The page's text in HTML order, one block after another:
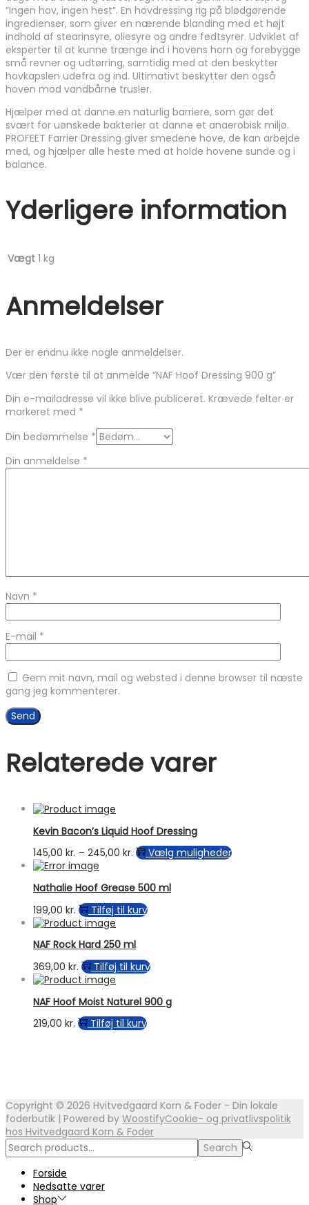
”Ingen hov, ingen hest”. En hovdressing rig på blødgørende
ingredienser, som giver en nærende blanding med et højt
indhold af stearinsyre, oliesyre og andre fedtsyrer. Udviklet af
eksperter til at kunne trænge ind i hovens horn og forebygge
små revner og udtørring, samtidig med at den beskytter
hovkapslen udefra og ind. Ultimativt beskytter den også
hoven mod vandbårne trusler.
Hjælper med at danne en naturlig barriere, som gør det
svært for uønskede bakterier at danne et anaerobisk miljø.
PROFEET Farrier Dressing giver smedene hove, de kan arbejde
med, og hjælper alle heste med at holde hovene sunde og i
balance.
Yderligere information
Vægt 1 kg
Anmeldelser
Der er endnu ikke nogle anmeldelser.
Vær den første til at anmelde “NAF Hoof Dressing 900 g”
Din e-mailadresse vil ikke blive publiceret. Krævede felter er
markeret med *
Din bedømmelse *
Din anmeldelse *
Navn *
E-mail *
Gem mit navn, mail og websted i denne browser til næste
gang jeg kommenterer.
Relaterede varer
Kevin Bacon’s Liquid Hoof Dressing
145,00 kr. – 245,00 kr. Prisinterval:
245,00 kr.
Vælg mulighederDette
Nathalie Hoof Grease 500 ml
199,00 kr. Tilføj til kurv
NAF Rock Hard 250 ml
369,00 kr. Tilføj til kurv
NAF Hoof Moist Naturel 900 g
219,00 kr. Tilføj til kurv
Copyright © 2026 Hvitvedgaard Korn & Foder - Din lokale
foderbutik | Powered by WoostifyCookie- og privatlivspolitik
hos Hvitvedgaard Korn & Foder
Search
for:>
Search
Forside
Nedsatte varer
Shop